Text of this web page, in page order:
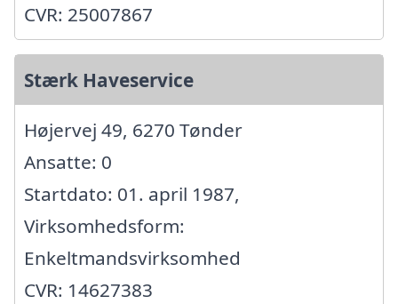
CVR: 25007867
Stærk Haveservice
Højervej 49, 6270 Tønder
Ansatte: 0
Startdato: 01. april 1987,
Virksomhedsform:
Enkeltmandsvirksomhed
CVR: 14627383